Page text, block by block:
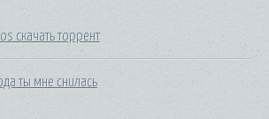
скачать торрент
ты мне снилась